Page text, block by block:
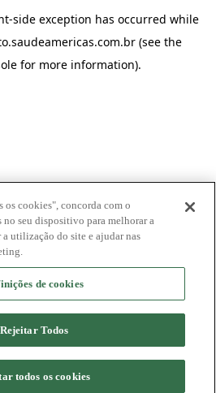
-side exception has occurred while
(see the
for more information).
cookies", concorda com o
no seu dispositivo para melhorar a
utilização do site e ajudar nas
de cookies
Rejeitar Todos
todos os cookies